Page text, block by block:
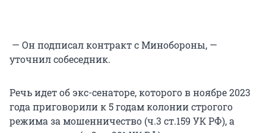
— Он подписал контракт с Минобороны, —
уточнил собеседник.
Речь идет об экс-сенаторе, которого в ноябре 2023
года приговорили к 5 годам колонии строгого
режима за мошенничество (ч.3 ст.159 УК РФ), а